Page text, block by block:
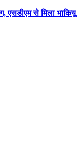
एसडीएम से मिला भाकियू